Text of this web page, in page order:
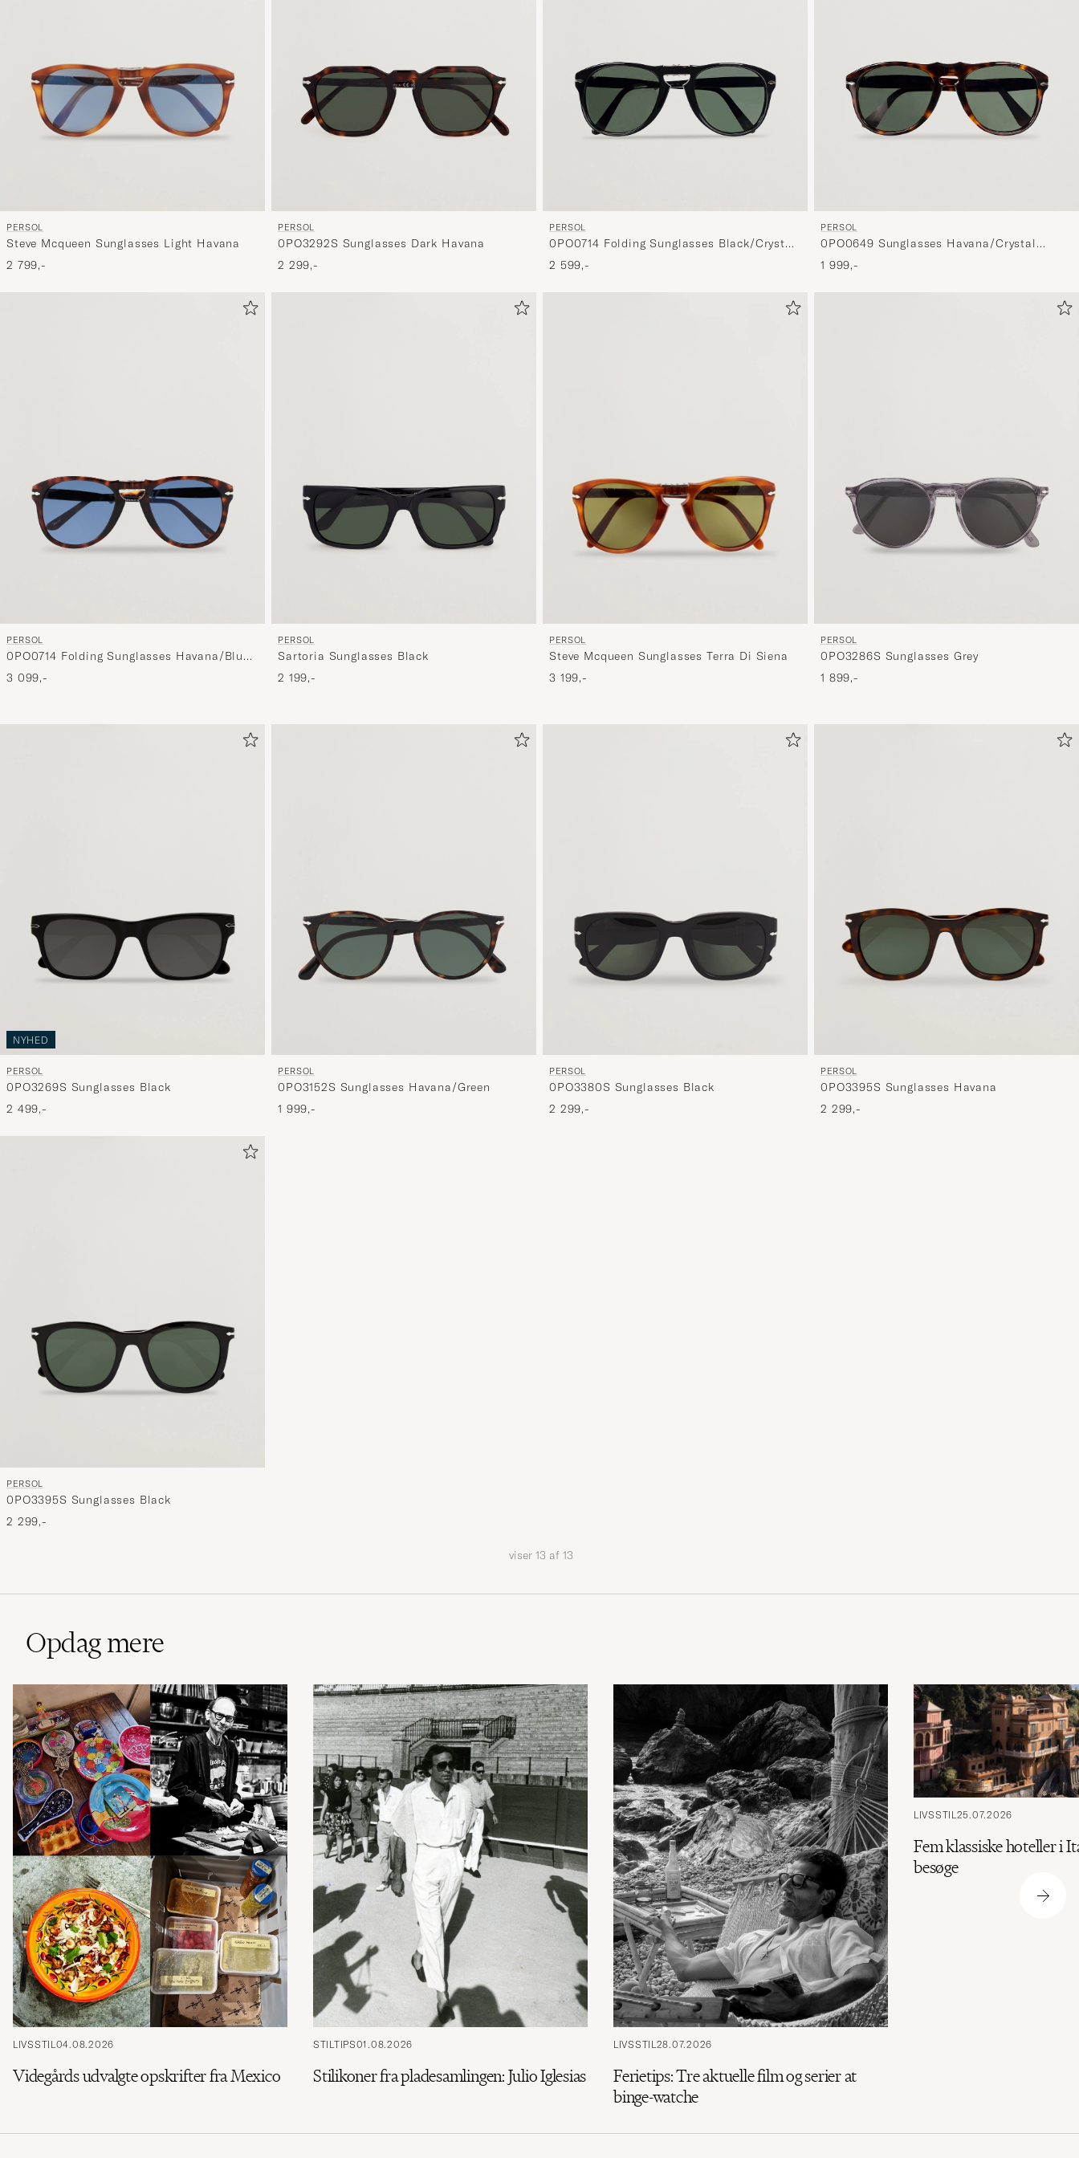
mere
udvalg
PERSOL
Steve Mcqueen Sunglasses Light Havana
2 799,-
PERSOL
0PO3292S Sunglasses Dark Havana
2 299,-
PERSOL
0PO0714 Folding Sunglasses Black/Crystal
Green
2 599,-
PERSOL
0PO0649 Sunglasses Havana/Crystal
Green
1 999,-
PERSOL
0PO0714 Folding Sunglasses Havana/Blue
Gradient
3 099,-
PERSOL
Sartoria Sunglasses Black
2 199,-
PERSOL
Steve Mcqueen Sunglasses Terra Di Siena
3 199,-
PERSOL
0PO3286S Sunglasses Grey
1 899,-
NYHED
PERSOL
0PO3269S Sunglasses Black
2 499,-
PERSOL
0PO3152S Sunglasses Havana/Green
1 999,-
PERSOL
0PO3380S Sunglasses Black
2 299,-
PERSOL
0PO3395S Sunglasses Havana
2 299,-
PERSOL
0PO3395S Sunglasses Black
2 299,-
viser 13 af 13
Opdag mere
LIVSSTIL04.08.2026
Videgårds udvalgte opskrifter fra Mexico
STILTIPS01.08.2026
Stilikoner fra pladesamlingen: Julio Iglesias
LIVSSTIL28.07.2026
Ferietips: Tre aktuelle film og serier at
binge-watche
LIVSSTIL 25.07.2026
Fem klassiske hoteller i
besøge